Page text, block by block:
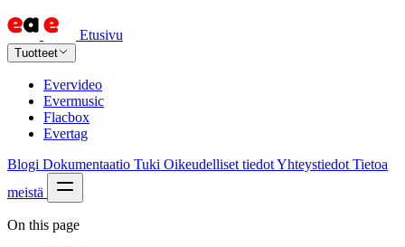
Etusivu
Tuotteet
Evervideo
Evermusic
Flacbox
Evertag
Blogi Dokumentaatio Tuki Oikeudelliset tiedotYhteystiedot Tietoa
meistä
On this page